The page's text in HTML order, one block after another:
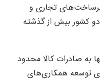
زیرساخت‌های تجاری و
دو کشور بیش از گذشته
به صادرات کالا محدود
توسعه همکاری‌های